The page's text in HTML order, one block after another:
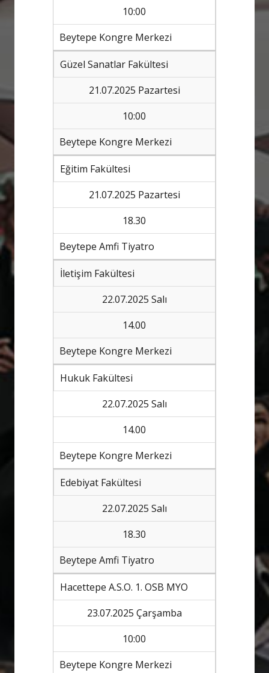
10:00
Beytepe Kongre Merkezi
Güzel Sanatlar Fakültesi
21.07.2025 Pazartesi
10:00
Beytepe Kongre Merkezi
Eğitim Fakültesi
21.07.2025 Pazartesi
18.30
Beytepe Amfi Tiyatro
İletişim Fakültesi
22.07.2025 Salı
14.00
Beytepe Kongre Merkezi
Hukuk Fakültesi
22.07.2025 Salı
14.00
Beytepe Kongre Merkezi
Edebiyat Fakültesi
22.07.2025 Salı
18.30
Beytepe Amfi Tiyatro
Hacettepe A.S.O. 1. OSB MYO
23.07.2025 Çarşamba
10:00
Beytepe Kongre Merkezi